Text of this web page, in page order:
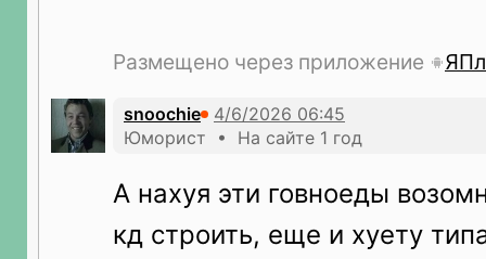
Размещено через приложение
snoochie
Юморист • На сайте 1 год
А нахуя эти говноеды
кд строить, еще и хуету